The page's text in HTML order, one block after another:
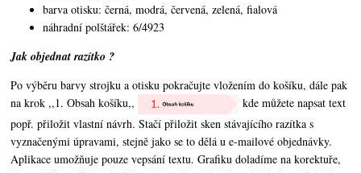
barva otisku: černá, modrá, červená, zelená, fialová
náhradní polštářek: 6/4923
Jak objednat razítko ?
Po výběru barvy strojku a otisku pokračujte vložením do košíku, dále pak
na krok ,,1. Obsah košíku,,
kde můžete napsat text
popř. přiložit vlastní návrh. Stačí přiložit sken stávajícího razítka s
vyznačenými úpravami, stejně jako se to dělá u e-mailové objednávky.
Aplikace umožňuje pouze vepsání textu. Grafiku doladíme na korektuře,